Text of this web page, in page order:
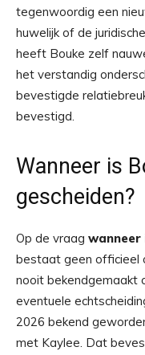
tegenwoordig een
huwelijk of de
heeft Bouke zelf
het verstandig
bevestigde
bevestigd.
Wanneer is
gescheiden?
Op de vraag wanneer
bestaat geen officieel
nooit bekendgemaakt
eventuele
2026 bekend
met Kaylee. Dat